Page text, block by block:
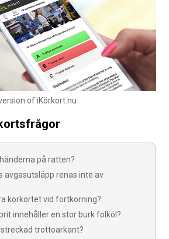
of iKörkort.nu
på ratten?
avgasutsläpp renas inte av
körkortet vid fortkörning?
innehåller en stor burk folköl?
trottoarkant?